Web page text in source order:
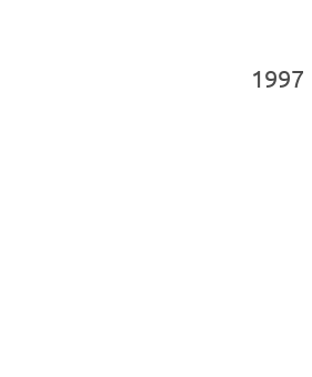
1997
2016